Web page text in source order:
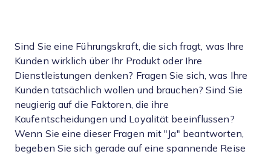
Sind Sie eine Führungskraft, die sich fragt, was Ihre
Kunden wirklich über Ihr Produkt oder Ihre
Dienstleistungen denken? Fragen Sie sich, was Ihre
Kunden tatsächlich wollen und brauchen? Sind Sie
neugierig auf die Faktoren, die ihre
Kaufentscheidungen und Loyalität beeinflussen?
Wenn Sie eine dieser Fragen mit "Ja" beantworten,
begeben Sie sich gerade auf eine spannende Reise